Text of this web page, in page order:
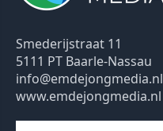
Smederijstraat 11
5111 PT Baarle-Nassau
info@emdejongmedia.nl
www.emdejongmedia.nl